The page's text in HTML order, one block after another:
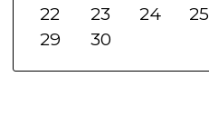
22
23 24 25
29
30